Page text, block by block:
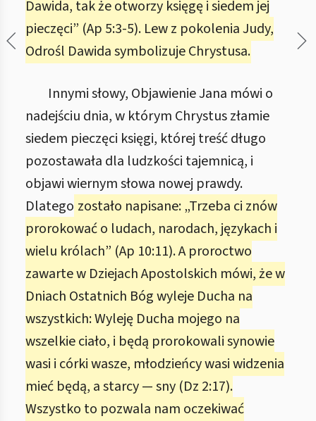
Dawida, tak że otworzy księgę i siedem jej
pieczęci” (Ap 5:3-5). Lew z pokolenia Judy,
Odrośl Dawida symbolizuje Chrystusa.
Innymi słowy, Objawienie Jana mówi o
nadejściu dnia, w którym Chrystus złamie
siedem pieczęci księgi, której treść długo
pozostawała dla ludzkości tajemnicą, i
objawi wiernym słowa nowej prawdy.
Dlatego zostało napisane: „Trzeba ci znów
prorokować o ludach, narodach, językach i
wielu królach” (Ap 10:11). A proroctwo
zawarte w Dziejach Apostolskich mówi, że w
Dniach Ostatnich Bóg wyleje Ducha na
wszystkich: Wyleję Ducha mojego na
wszelkie ciało, i będą prorokowali synowie
wasi i córki wasze, młodzieńcy wasi widzenia
mieć będą, a starcy — sny (Dz 2:17).
Wszystko to pozwala nam oczekiwać